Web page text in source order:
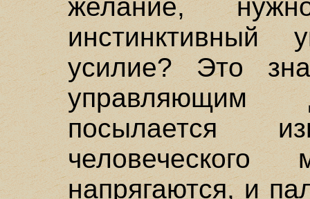
желание,
усилие? Это
управляющим
посылается
человеческого
напрягаются, и